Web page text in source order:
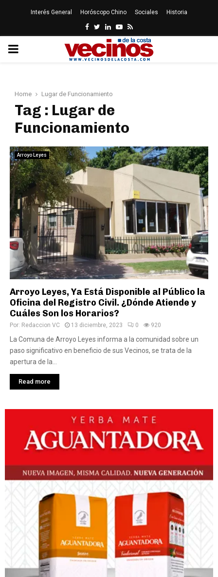
Interés General Horóscopo Chino Sociales Historia
Facebook
Twitter
LinkedinYoutube
Rss
PRIMARY
Home Lugar de Funcionamiento
Tag : Lugar de
Funcionamiento
Arroyo Leyes
Arroyo Leyes, Ya Está Disponible al Público la
Oficina del Registro Civil. ¿Dónde Atiende y
Cuáles Son los Horarios?
Por: Redaccion VC 13 diciembre, 2023 0 920
La Comuna de Arroyo Leyes informa a la comunidad sobre un
paso significativo en beneficio de sus Vecinos, se trata de la
apertura de la...
Read more